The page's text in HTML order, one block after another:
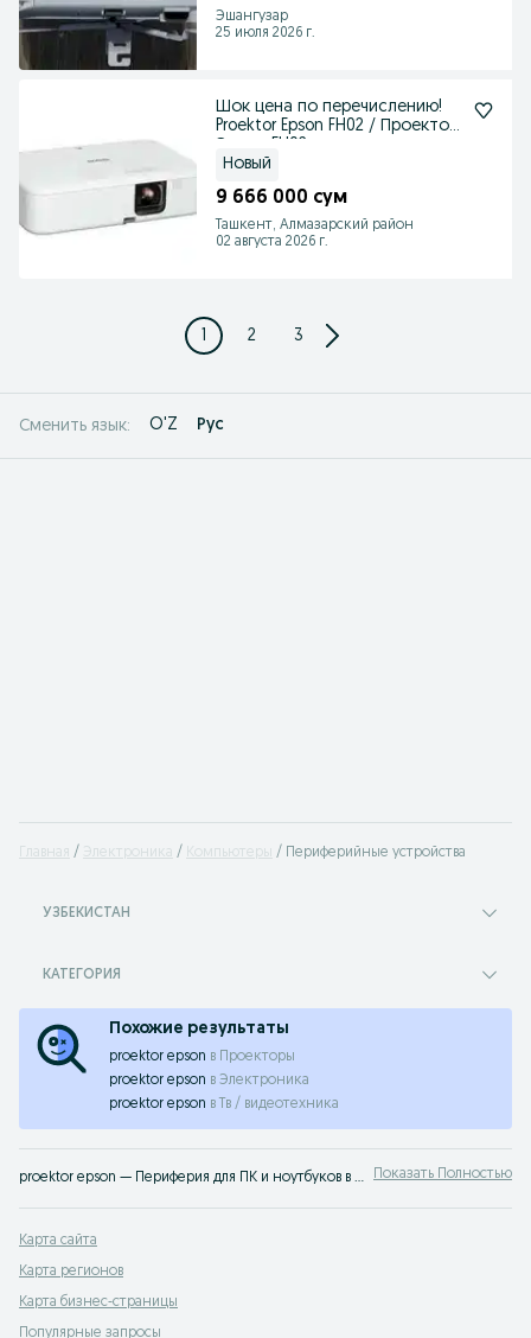
Эшангузар
25 июля 2026 г.
Шок цена по перечислению!
Proektor Epson FH02 / Проектор
Новый
9 666 000 сум
Ташкент, Алмазарский район
02 августа 2026 г.
1 2 3
Сменить язык: O'Z Рус
Главная Электроника Компьютеры Периферийные устройства
УЗБЕКИСТАН
КАТЕГОРИЯ
Похожие результаты
proektor epson в
Проекторы
proektor epson в Электроника
proektor epson в Тв / видеотехника
proektor epson — Периферия для ПК и ноутбуков в Узбекистане ✔️ Принтеры, сканеры, веб-камеры и другие устройства по выгодным ценам ☝ Широкий выбор качественной техники на OLX.uz Показать Полностью
Карта сайта
Карта регионов
Карта бизнес-страницы
Популярные запросы